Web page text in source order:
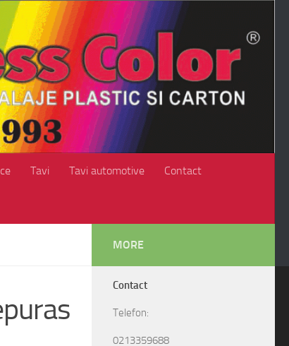
Tavi Tavi automotive Contact
MORE
Contact
Telefon:
0213359688